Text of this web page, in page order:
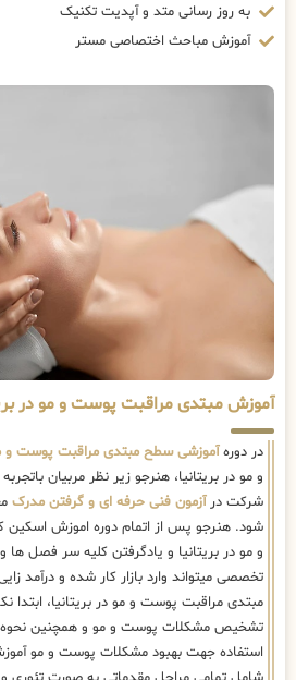
به روز رسانی متد و آپدیت تکنیک
آموزش مباحث اختصاصی مستر
آموزش مبتدی مراقبت پوست و مو در
در دورهآموزشی سطح مبتدی مراقبت پوست و
و مو در بریتانیا، هنرجو زیر نظر مربیان
شرکت درآزمون فنی حرفه ای و گرفتن مدرک
شود. هنرجو پس از اتمام دوره اموزش اسکین
و مو در بریتانیا و یادگرفتن کلیه سر فصل
تخصصی میتواند وارد بازار کار شده و درآمد
مبتدی مراقبت پوست و مو در بریتانیا، ابتدا
تشخیص مشکلات پوست و مو و همچنین نحوه
استفاده جهت بهبود مشکلات پوست و مو